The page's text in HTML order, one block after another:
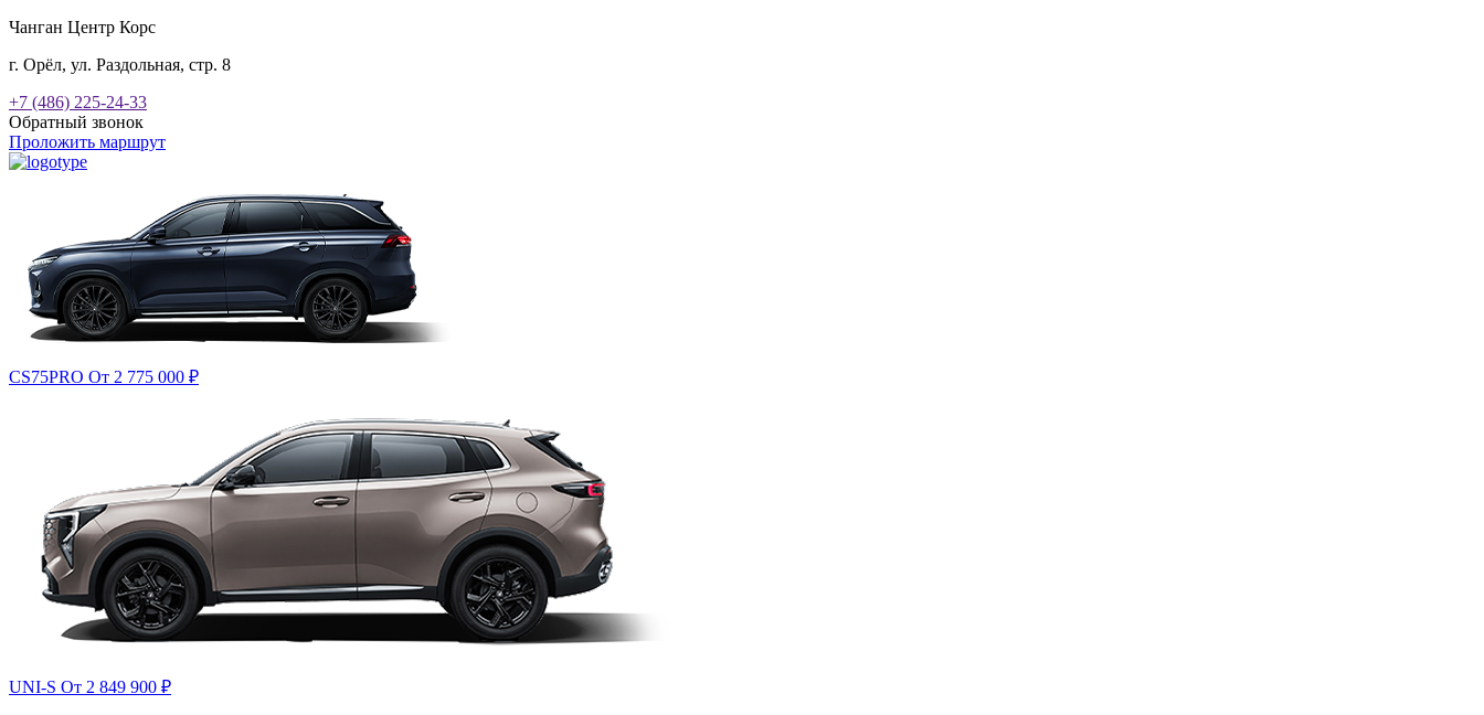
Чанган Центр Корс
г. Орёл, ул. Раздольная, стр. 8
+7 (486) 225-24-33
Обратный звонок
Проложить маршрут
CS75PRO От 2 775 000 ₽
UNI-S От 2 849 900 ₽